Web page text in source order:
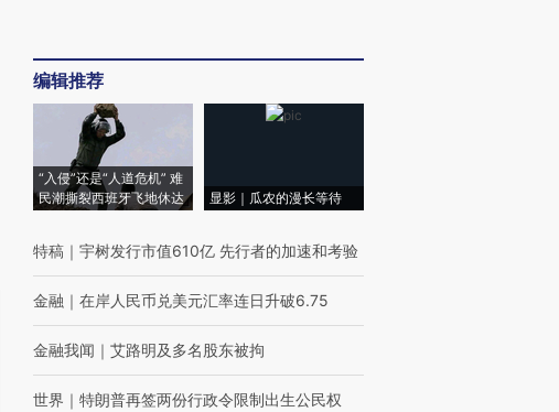
编辑推荐
“入侵”还是“人道危机” 难
民潮撕裂西班牙飞地休达
显影｜瓜农的漫长等待
特稿 ｜ 宇树发行市值610亿 先行者的加速和考验
金融 ｜ 在岸人民币兑美元汇率连日升破6.75
金融我闻 ｜ 艾路明及多名股东被拘
世界 ｜ 特朗普再签两份行政令限制出生公民权